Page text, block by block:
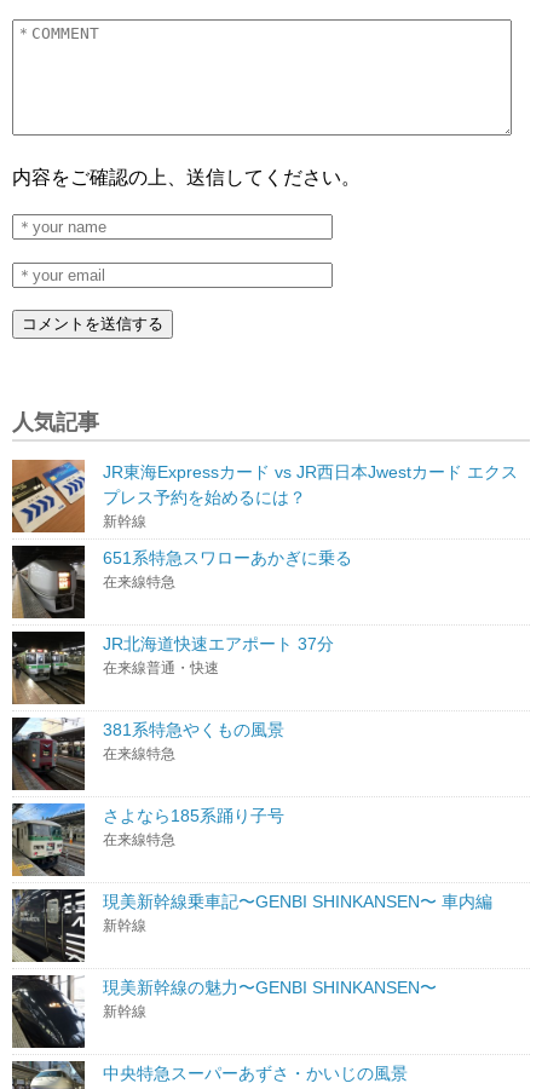
内容をご確認の上、送信してください。
人気記事
JR東海Expressカード vs JR西日本Jwestカード エクス
プレス予約を始めるには？
新幹線
651系特急スワローあかぎに乗る
在来線特急
JR北海道快速エアポート 37分
在来線普通・快速
381系特急やくもの風景
在来線特急
さよなら185系踊り子号
在来線特急
現美新幹線乗車記〜GENBI SHINKANSEN〜 車内編
新幹線
現美新幹線の魅力〜GENBI SHINKANSEN〜
新幹線
中央特急スーパーあずさ・かいじの風景